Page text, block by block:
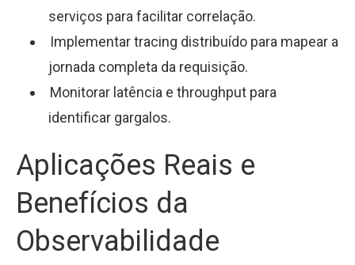
serviços para facilitar correlação.
Implementar tracing distribuído para mapear a
jornada completa da requisição.
Monitorar latência e throughput para
identificar gargalos.
Aplicações Reais e
Benefícios da
Observabilidade